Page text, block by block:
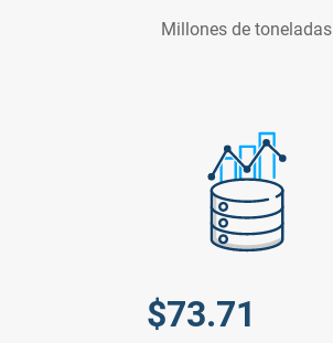
Millones de toneladas
$73.71